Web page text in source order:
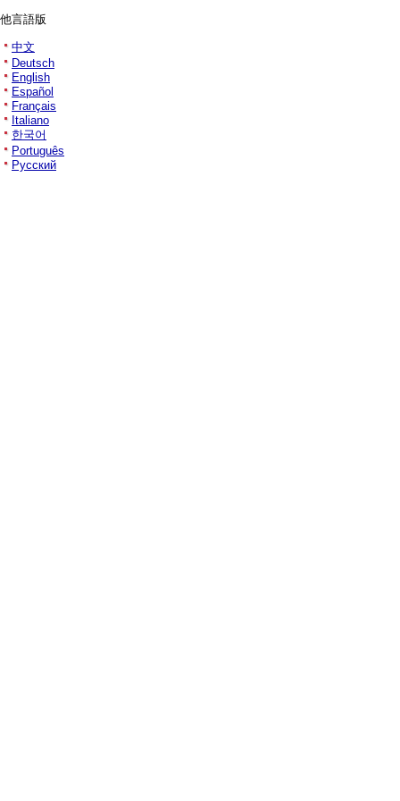
他言語版
中文
Deutsch
English
Español
Français
Italiano
한국어
Português
Русский